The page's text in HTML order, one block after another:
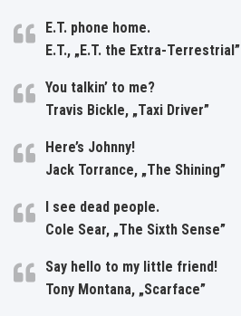
E.T. phone home.
E.T., „E.T. the Extra-Terrestrial”
You talkin’ to me?
Travis Bickle, „Taxi Driver”
Here’s Johnny!
Jack Torrance, „The Shining”
I see dead people.
Cole Sear, „The Sixth Sense”
Say hello to my little friend!
Tony Montana, „Scarface”